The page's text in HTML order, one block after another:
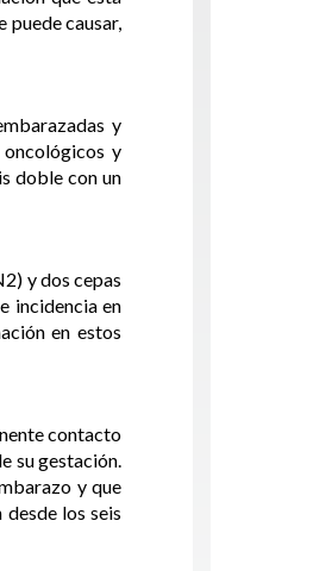
puede causar,
y
y
doble con un
y dos cepas
incidencia en
en estos
contacto
su gestación.
y que
los seis